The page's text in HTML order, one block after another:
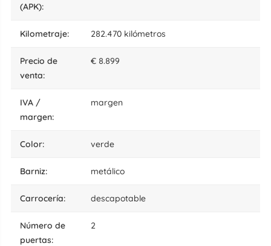
(APK):
kilometraje: 282.470 kilómetros
precio de
venta:
€ 8.899
IVA /
margen:
margen
color: verde
barniz: metálico
carrocería: descapotable
número de
puertas:
2